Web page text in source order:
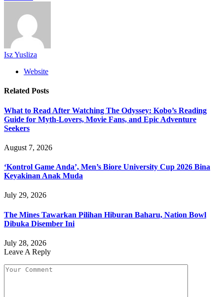
Isz Yusliza
Website
Related Posts
What to Read After Watching The Odyssey: Kobo’s Reading
Guide for Myth-Lovers, Movie Fans, and Epic Adventure
Seekers
August 7, 2026
‘Kontrol Game Anda’, Men’s Biore University Cup 2026 Bina
Keyakinan Anak Muda
July 29, 2026
The Mines Tawarkan Pilihan Hiburan Baharu, Nation Bowl
Dibuka Disember Ini
July 28, 2026
Leave A Reply